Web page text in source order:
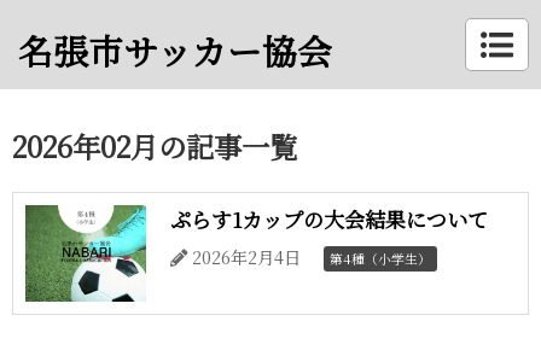
名張市サッカー協会
2026年02月の記事一覧
ぷらす1カップの大会結果について
2026年2月4日 第4種（小学生）